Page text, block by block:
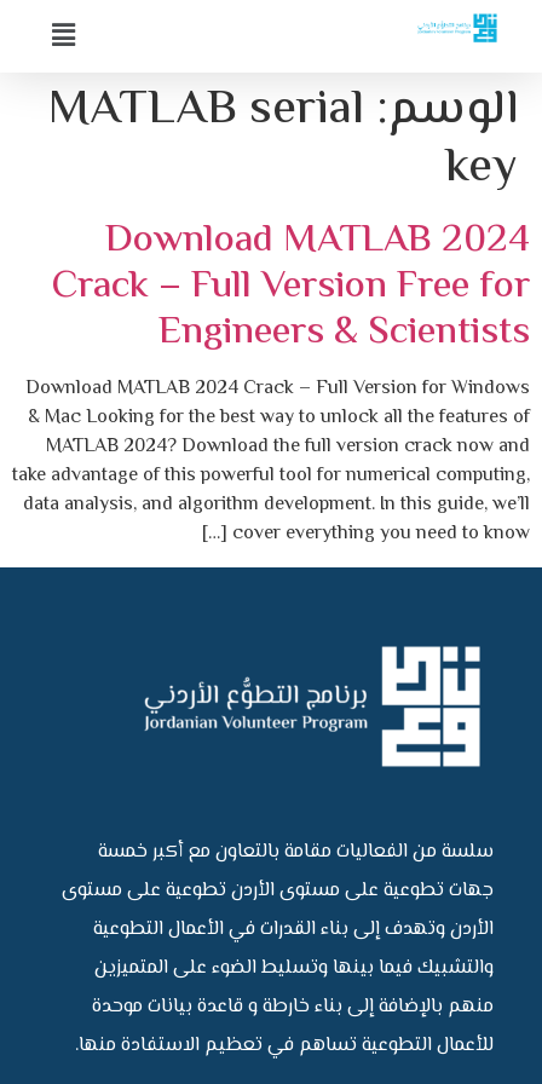
الوسم: MATLAB serial
key
Download MATLAB 2024
Crack – Full Version Free for
Engineers & Scientists
Download MATLAB 2024 Crack – Full Version for Windows
& Mac Looking for the best way to unlock all the features of
MATLAB 2024? Download the full version crack now and
take advantage of this powerful tool for numerical computing,
data analysis, and algorithm development. In this guide, we’ll
cover everything you need to know […]
سلسة من الفعاليات مقامة بالتعاون مع أكبر خمسة
جهات تطوعية على مستوى الأردن تطوعية على مستوى
الأردن وتهدف إلى بناء القدرات في الأعمال التطوعية
والتشبيك فيما بينها وتسليط الضوء على المتميزين
منهم بالإضافة إلى بناء خارطة و قاعدة بيانات موحدة
للأعمال التطوعية تساهم في تعظيم الاستفادة منها.